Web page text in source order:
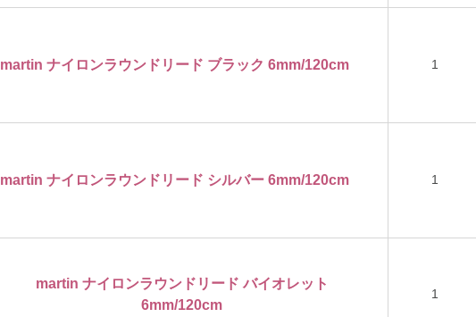
martin ナイロンラウンドリード ブラック 6mm/120cm 1
martin ナイロンラウンドリード シルバー 6mm/120cm 1
martin ナイロンラウンドリード バイオレット
6mm/120cm
1